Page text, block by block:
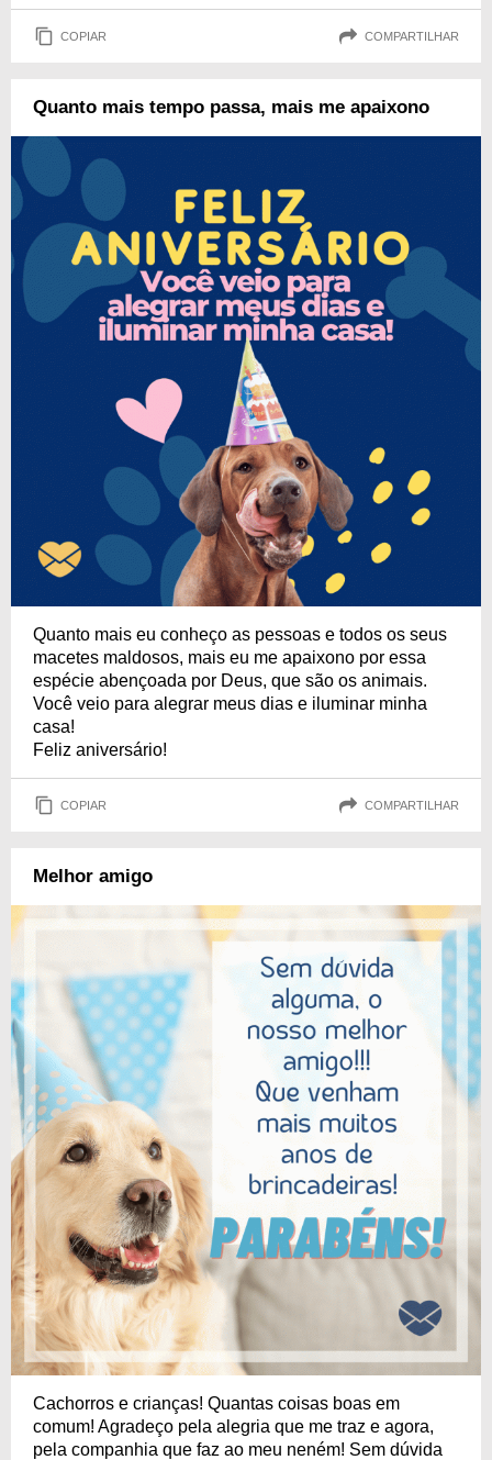
COPIAR COMPARTILHAR
Quanto mais tempo passa, mais me apaixono
Quanto mais eu conheço as pessoas e todos os seus
macetes maldosos, mais eu me apaixono por essa
espécie abençoada por Deus, que são os animais.
Você veio para alegrar meus dias e iluminar minha
casa!
Feliz aniversário!
COPIAR COMPARTILHAR
Melhor amigo
Cachorros e crianças! Quantas coisas boas em
comum! Agradeço pela alegria que me traz e agora,
pela companhia que faz ao meu neném! Sem dúvida